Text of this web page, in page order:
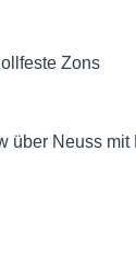
Zons
über Neuss